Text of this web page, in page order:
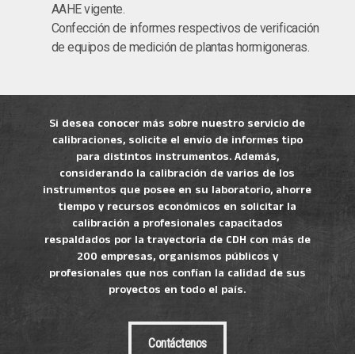
AAHE vigente.
Confección de informes respectivos de verificación
de equipos de medición de plantas hormigoneras.
Si desea conocer más sobre nuestro servicio de
calibraciones, solicite el envío de informes tipo
para distintos instrumentos. Además,
considerando la calibración de varios de los
instrumentos que posee en su laboratorio, ahorre
tiempo y recursos económicos en solicitar la
calibración a profesionales capacitados
respaldados por la trayectoria de CDH con más de
200 empresas, organismos públicos y
profesionales que nos confían la calidad de sus
proyectos en todo el país.
Contáctenos
Contáctenos